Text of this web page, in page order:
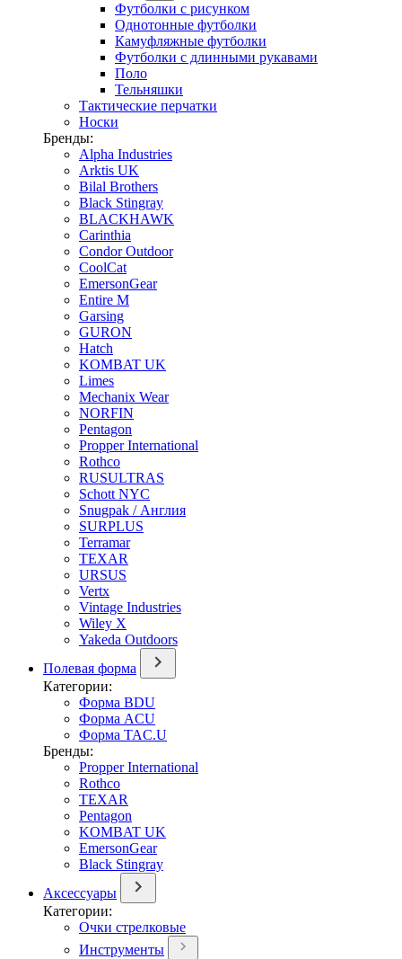
Футболки с рисунком
Однотонные футболки
Камуфляжные футболки
Футболки с длинными рукавами
Поло
Тельняшки
Тактические перчатки
Носки
Бренды:
Alpha Industries
Arktis UK
Bilal Brothers
Black Stingray
BLACKHAWK
Carinthia
Condor Outdoor
CoolCat
EmersonGear
Entire M
Garsing
GURON
Hatch
KOMBAT UK
Limes
Mechanix Wear
NORFIN
Pentagon
Propper International
Rothco
RUSULTRAS
Schott NYC
Snugpak / Англия
SURPLUS
Terramar
TEXAR
URSUS
Vertx
Vintage Industries
Wiley X
Yakeda Outdoors
Полевая форма
Категории:
Форма BDU
Форма ACU
Форма TAC.U
Бренды:
Propper International
Rothco
TEXAR
Pentagon
KOMBAT UK
EmersonGear
Black Stingray
Аксессуары
Категории:
Очки стрелковые
Инструменты